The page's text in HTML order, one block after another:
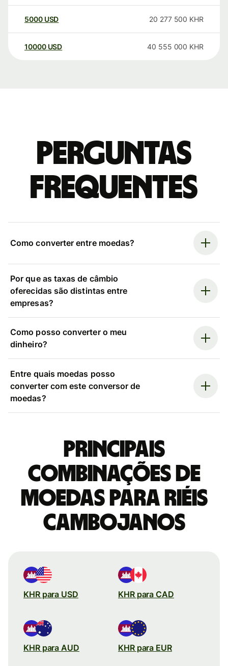
5000 USD 20 277 500 KHR
10000 USD 40 555 000 KHR
Perguntas
frequentes
Como converter entre moedas?
Por que as taxas de câmbio
oferecidas são distintas entre
empresas?
Como posso converter o meu
dinheiro?
Entre quais moedas posso
converter com este conversor de
moedas?
Principais
combinações de
moedas para Riéis
cambojanos
KHR para USD KHR para CAD
KHR para AUD KHR para EUR